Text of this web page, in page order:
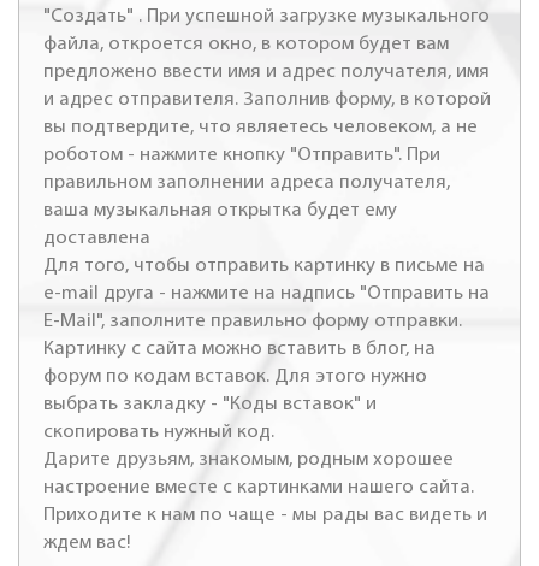
"Создать" . При успешной загрузке музыкального
файла, откроется окно, в котором будет вам
предложено ввести имя и адрес получателя, имя
и адрес отправителя. Заполнив форму, в которой
вы подтвердите, что являетесь человеком, а не
роботом - нажмите кнопку "Отправить". При
правильном заполнении адреса получателя,
ваша музыкальная открытка будет ему
доставлена
Для того, чтобы отправить картинку в письме на
e-mail друга - нажмите на надпись "Отправить на
E-Mail", заполните правильно форму отправки.
Картинку с сайта можно вставить в блог, на
форум по кодам вставок. Для этого нужно
выбрать закладку - "Коды вставок" и
скопировать нужный код.
Дарите друзьям, знакомым, родным хорошее
настроение вместе с картинками нашего сайта.
Приходите к нам по чаще - мы рады вас видеть и
ждем вас!